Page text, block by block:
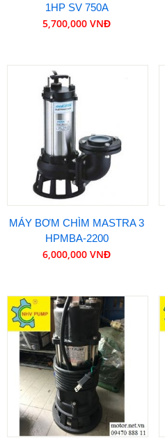
1HP SV 750A
5,700,000 VNĐ
MÁY BƠM CHÌM MASTRA 3
HPMBA-2200
6,000,000 VNĐ